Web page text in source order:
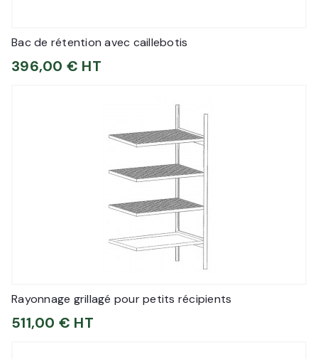
Bac de rétention avec caillebotis
396,00 € HT
Rayonnage grillagé pour petits récipients
511,00 € HT